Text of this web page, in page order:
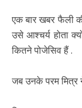
एक बार खबर फैली
उसे आश्चर्य होता
कितने पोजेसिव हैं .
जब उनके परम मित्र